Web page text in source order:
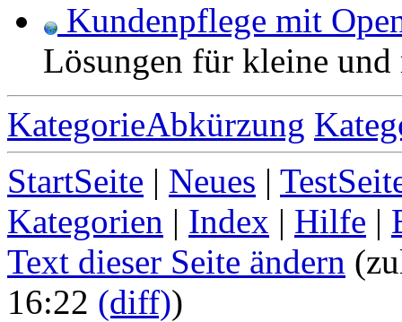
Kundenpflege mit
Lösungen für kleine
KategorieAbkürzung
StartSeite | Neues |
Kategorien | Index | Hilfe |
Text dieser Seite ändern
16:22 (diff))